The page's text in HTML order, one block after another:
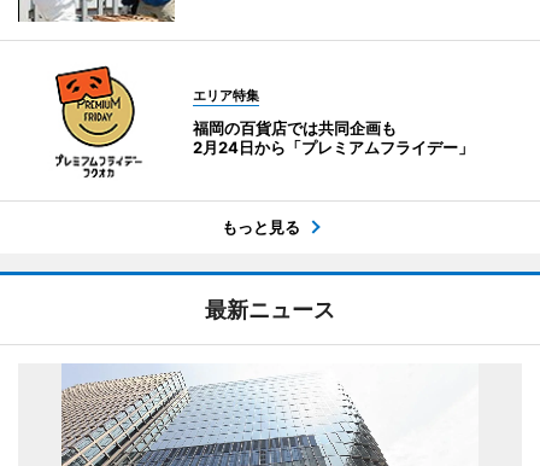
エリア特集
福岡の百貨店では共同企画も
2月24日から「プレミアムフライデー」
もっと見る
最新ニュース